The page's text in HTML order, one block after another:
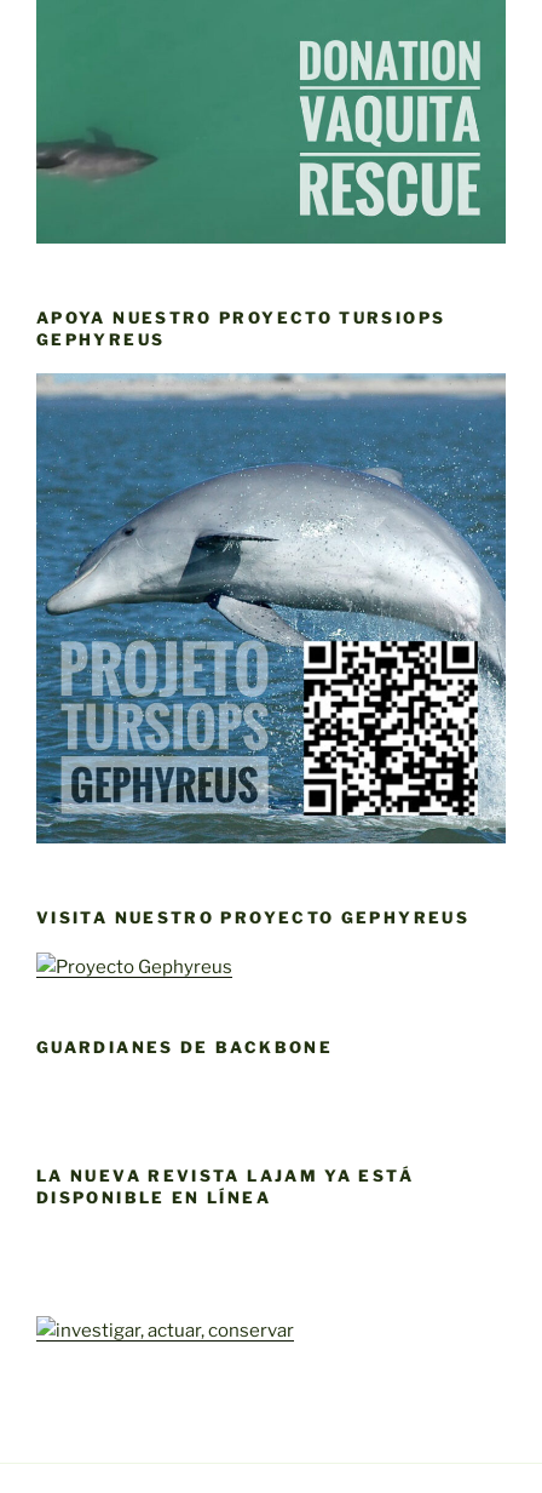
APOYA NUESTRO PROYECTO TURSIOPS
GEPHYREUS
VISITA NUESTRO PROYECTO GEPHYREUS
GUARDIANES DE BACKBONE
LA NUEVA REVISTA LAJAM YA ESTÁ
DISPONIBLE EN LÍNEA